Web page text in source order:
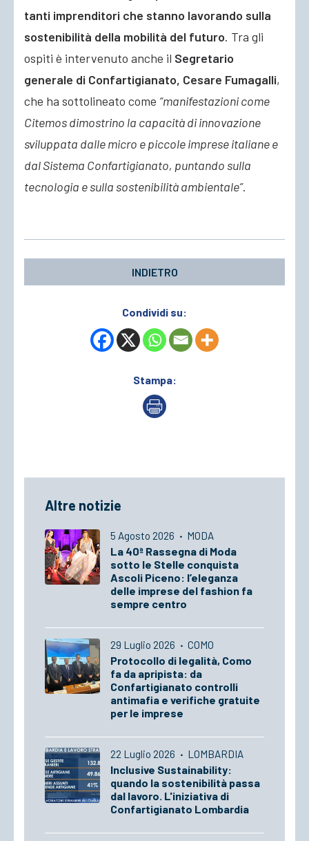
tanti imprenditori che stanno lavorando sulla
sostenibilità della mobilità del futuro. Tra gli
ospiti è intervenuto anche il Segretario
generale di Confartigianato, Cesare Fumagalli,
che ha sottolineato come “manifestazioni come
Citemos dimostrino la capacità di innovazione
sviluppata dalle micro e piccole imprese italiane e
dal Sistema Confartigianato, puntando sulla
tecnologia e sulla sostenibilità ambientale”.
INDIETRO
Condividi su:
Stampa:
Altre notizie
5 Agosto 2026 · MODA
La 40ª Rassegna di Moda
sotto le Stelle conquista
Ascoli Piceno: l’eleganza
delle imprese del fashion fa
sempre centro
29 Luglio 2026 · COMO
Protocollo di legalità, Como
fa da apripista: da
Confartigianato controlli
antimafia e verifiche gratuite
per le imprese
22 Luglio 2026 · LOMBARDIA
Inclusive Sustainability:
quando la sostenibilità passa
dal lavoro. L'iniziativa di
Confartigianato Lombardia